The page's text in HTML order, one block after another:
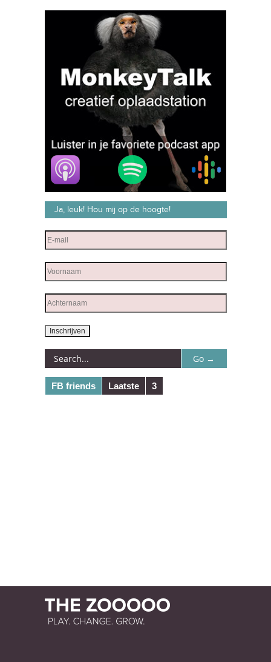
Ja, leuk! Hou mij op de hoogte!
FB friends Laatste 3